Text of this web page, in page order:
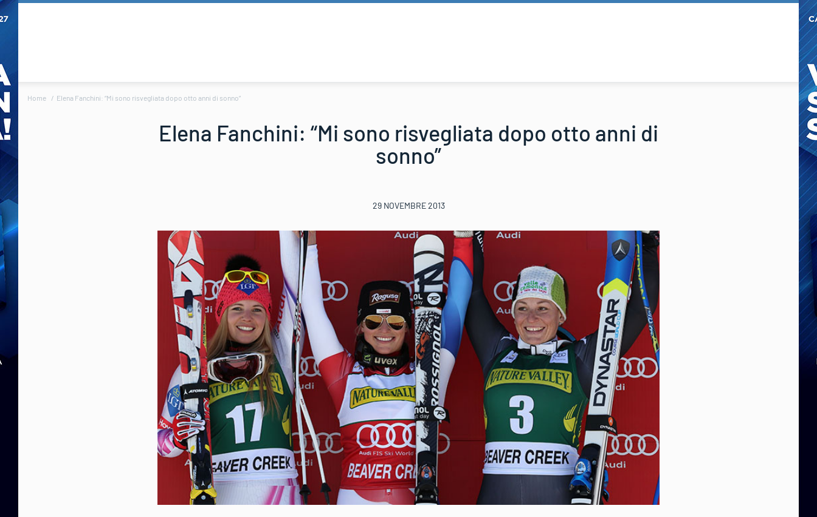
Home Elena Fanchini: “Mi sono risvegliata dopo otto anni di sonno”
Elena Fanchini: “Mi sono risvegliata dopo otto anni di
sonno”
29 NOVEMBRE 2013